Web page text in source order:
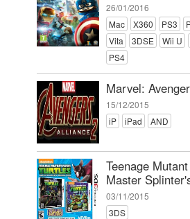
26/01/2016
Mac
X360 PS3
Vita
3DSE Wii U
PS4
Marvel:
15/12/2015
iP
iPad AND
Teenage
Master
03/11/2015
3DS